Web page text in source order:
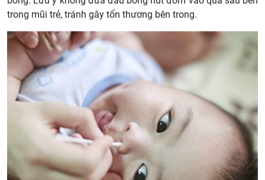
trong mũi trẻ, tránh gây tổn thương bên trong.